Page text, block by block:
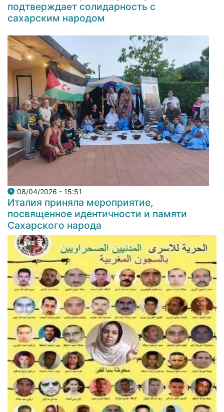
подтверждает солидарность с
сахарским народом
08/04/2026 - 15:51
Италия приняла мероприятие,
посвященное идентичности и памяти
Сахарского народа